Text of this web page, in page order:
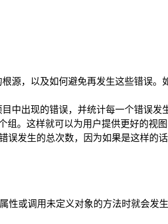
，以及如何避免再发生这些错误。
中出现的错误，并统计每一个错误发
。这样就可以为用户提供更好的视
发生的总次数，因为如果是这样的
或调用未定义对象的方法时就会发